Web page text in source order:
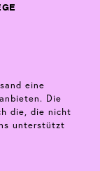
eine
Die
die, die nicht
unterstützt